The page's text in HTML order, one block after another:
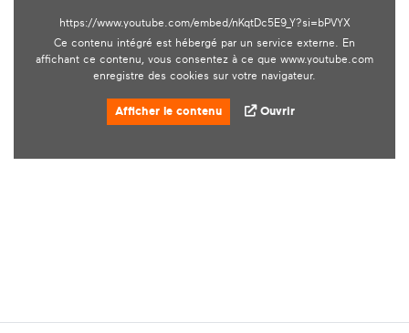
https://www.youtube.com/embed/nKqtDc5E9_Y?si=bPVYX
Ce contenu intégré est hébergé par un service externe. En
affichant ce contenu, vous consentez à ce que www.youtube.com
enregistre des cookies sur votre navigateur.
Afficher le contenu Ouvrir